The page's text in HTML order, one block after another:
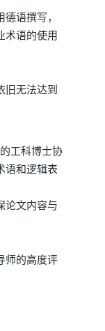
语撰写，
术语的使用
旧无法达到
工科博士协
语和逻辑表
论文内容与
师的高度评